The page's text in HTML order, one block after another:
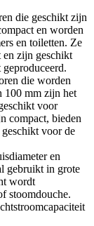
die geschikt zijn
en worden
en toiletten. Ze
en zijn geschikt
die worden
100 mm zijn het
voor
compact, bieden
voor de
en
gebruikt in grote
wordt
stoomdouche.